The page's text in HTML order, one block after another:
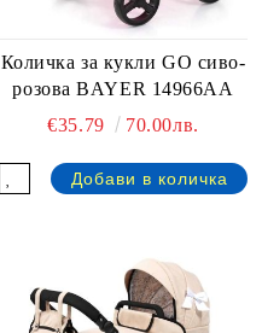
Количка за кукли GO сиво-
розова BAYER 14966AA
€35.79
70.00лв.